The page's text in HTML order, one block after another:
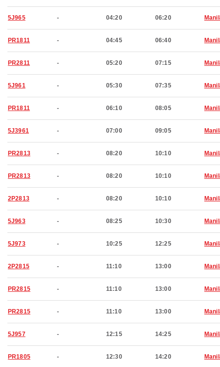
5J965 - 04:20 06:20
PR1811 - 04:45 06:40
PR2811 - 05:20 07:15
5J961 - 05:30 07:35
PR1811 - 06:10 08:05
5J3961 - 07:00 09:05
PR2813 - 08:20 10:10
PR2813 - 08:20 10:10
2P2813 - 08:20 10:10
5J963 - 08:25 10:30
5J973 - 10:25 12:25
2P2815 - 11:10 13:00
PR2815 - 11:10 13:00
PR2815 - 11:10 13:00
5J957 - 12:15 14:25
PR1805 - 12:30 14:20